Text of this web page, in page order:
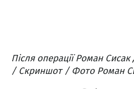
Після операції Роман
/ Скриншот / Фото Роман